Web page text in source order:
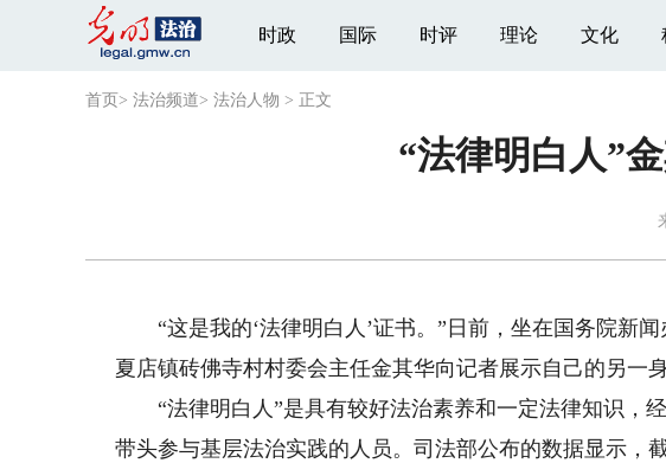
时政 国际 时评 理论 文化
首页 > 法治频道> 法治人物 > 正文
“法律明白人”
“这是我的‘法律明白人’证书。”日前，坐在国务院新
夏店镇砖佛寺村村委会主任金其华向记者展示自己的另一
“法律明白人”是具有较好法治素养和一定法律知识，经
带头参与基层法治实践的人员。司法部公布的数据显示，